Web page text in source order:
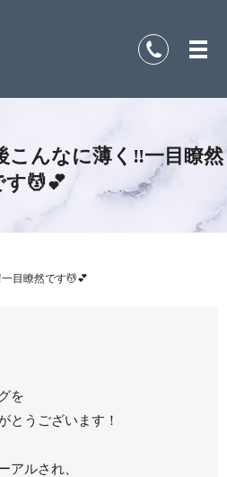
こんなに薄く‼️一目瞭然
す💆💕
目瞭然です💆💕
を
とうございます！
アルされ、